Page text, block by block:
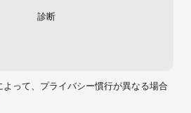
診断
って、プライバシー慣行が異なる場合